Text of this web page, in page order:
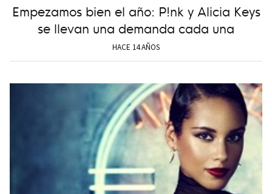
Empezamos bien el año: P!nk y Alicia Keys
se llevan una demanda cada una
HACE 14 AÑOS